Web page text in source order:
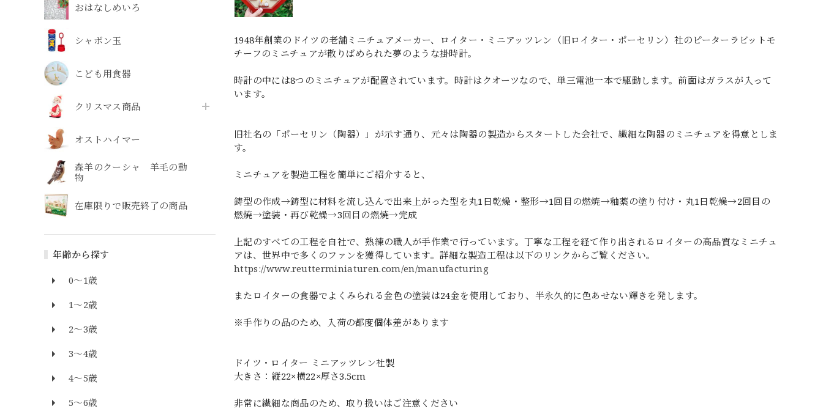
おはなしめいろ
シャボン玉
こども用食器
クリスマス商品
オストハイマー
森羊のクーシャ 羊毛の動
物
在庫限りで販売終了の商品
年齢から探す
0～1歳
1～2歳
2～3歳
3～4歳
4～5歳
5～6歳
1948年創業のドイツの老舗ミニチュアメーカー、ロイター・ミニアッツレン（旧ロイター・ポーセリン）社のピーターラビットモ
チーフのミニチュアが散りばめられた夢のような掛時計。
時計の中には8つのミニチュアが配置されています。時計はクオーツなので、単三電池一本で駆動します。前面はガラスが入って
います。
旧社名の「ポーセリン（陶器）」が示す通り、元々は陶器の製造からスタートした会社で、繊細な陶器のミニチュアを得意としま
す。
ミニチュアを製造工程を簡単にご紹介すると、
鋳型の作成→鋳型に材料を流し込んで出来上がった型を丸1日乾燥・整形→1回目の燃焼→釉薬の塗り付け・丸1日乾燥→2回目の
燃焼→塗装・再び乾燥→3回目の燃焼→完成
上記のすべての工程を自社で、熟練の職人が手作業で行っています。丁寧な工程を経て作り出されるロイターの高品質なミニチュ
アは、世界中で多くのファンを獲得しています。詳細な製造工程は以下のリンクからご覧ください。
https://www.reutterminiaturen.com/en/manufacturing
またロイターの食器でよくみられる金色の塗装は24金を使用しており、半永久的に色あせない輝きを発します。
※手作りの品のため、入荷の都度個体差があります
ドイツ・ロイター ミニアッツレン社製
大きさ：縦22×横22×厚さ3.5cm
非常に繊細な商品のため、取り扱いはご注意ください